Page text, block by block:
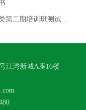
江湾新城A座16楼